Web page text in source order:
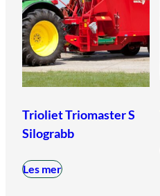
Trioliet Triomaster S
Silograbb
Les mer